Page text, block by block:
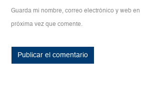
Guarda mi nombre, correo electrónico y web
próxima vez que comente.